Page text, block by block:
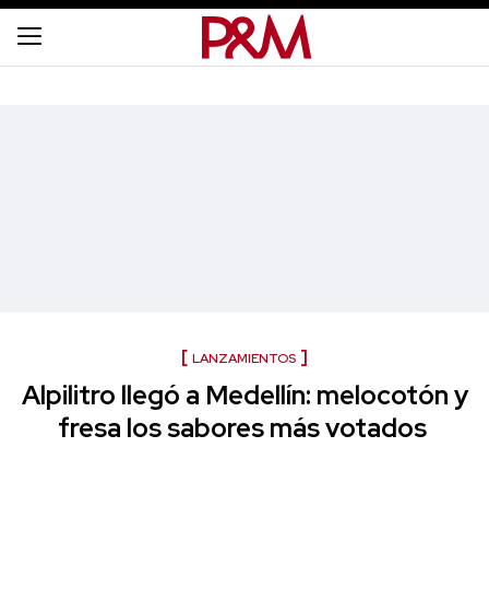
LANZAMIENTOS
Alpilitro llegó a Medellín: melocotón y
fresa los sabores más votados